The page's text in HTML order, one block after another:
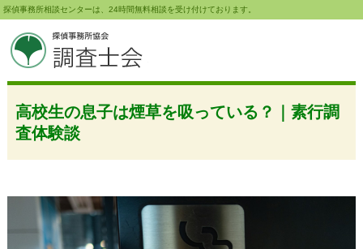
高校生の息子は煙草を吸っている？｜素行調
査体験談
探偵事務所相談センターは、24時間無料相談を受け付けております。